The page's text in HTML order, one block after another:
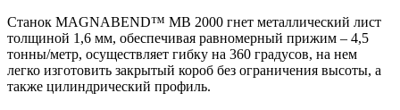
Станок MAGNABEND™ MB 2000 гнет металлический лист
толщиной 1,6 мм, обеспечивая равномерный прижим – 4,5
тонны/метр, осуществляет гибку на 360 градусов, на нем
легко изготовить закрытый короб без ограничения высоты, а
также цилиндрический профиль.